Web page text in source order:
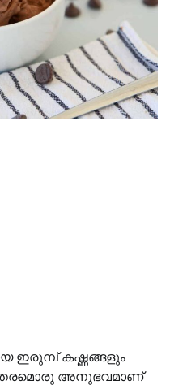
ഇരുമ്പ് കഷ്ണങ്ങളും
അനുഭവമാണ്